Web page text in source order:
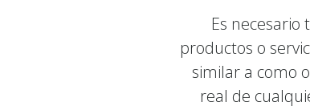
Es
productos o
similar a como
real de